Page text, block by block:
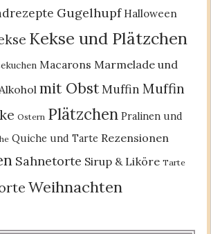
Gugelhupf Halloween
Kekse und Plätzchen
Macarons Marmelade und
mit ObstMuffin Muffin
Ostern Plätzchen Pralinen und
Quiche und Tarte Rezensionen
Sahnetorte Sirup & Liköre Tarte
Weihnachten